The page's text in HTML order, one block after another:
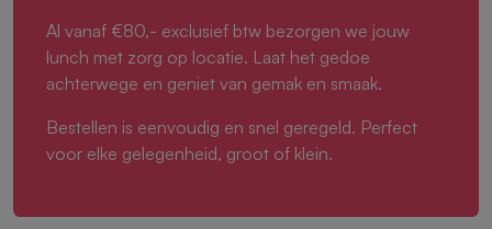
Al vanaf €80,- exclusief btw bezorgen we jouw
lunch met zorg op locatie. Laat het gedoe
achterwege en geniet van gemak en smaak.
Bestellen is eenvoudig en snel geregeld. Perfect
voor elke gelegenheid, groot of klein.